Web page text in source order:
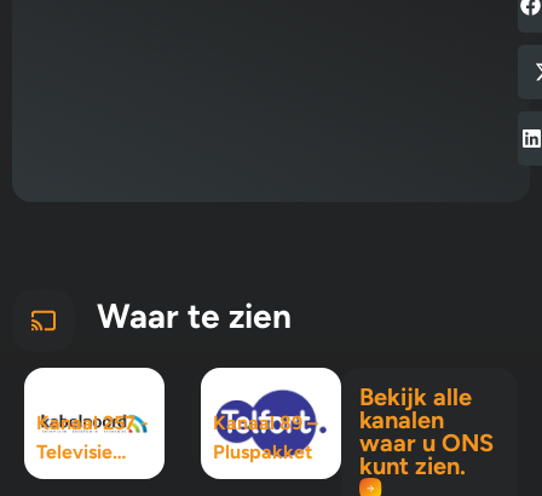
Waar te zien
Kanaal 257 -
Televisie
Maximaal
Kanaal 89 –
Pluspakket
Bekijk alle
kanalen
waar u ONS
kunt zien.